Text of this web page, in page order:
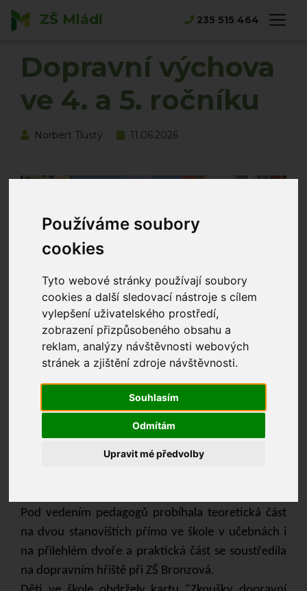
Používáme soubory
cookies
Tyto webové stránky používají soubory
cookies a další sledovací nástroje s cílem
vylepšení uživatelského prostředí,
zobrazení přizpůsobeného obsahu a
reklam, analýzy návštěvnosti webových
stránek a zjištění zdroje návštěvnosti.
Souhlasím
Odmítám
Upravit mé předvolby
ZŠ Mládí 235 515 464
Hlavní strana
Novinky
Dopravní výchova
ve 4. a 5. ročníku
Norbert Tlustý 11.06.2026
V prvním červnovém týdnu byla třídními
učitelkami za pomoci asistentek pedagogů
realizována dopravní výchova s využitím
Pod vedením pedagogů probíhala teoretická část
na dvou stanovištích přímo ve škole v učebnách i
na přilehlém dvoře a praktická část se soustředila
na dopravním hřiště při ZŠ Bronzová.